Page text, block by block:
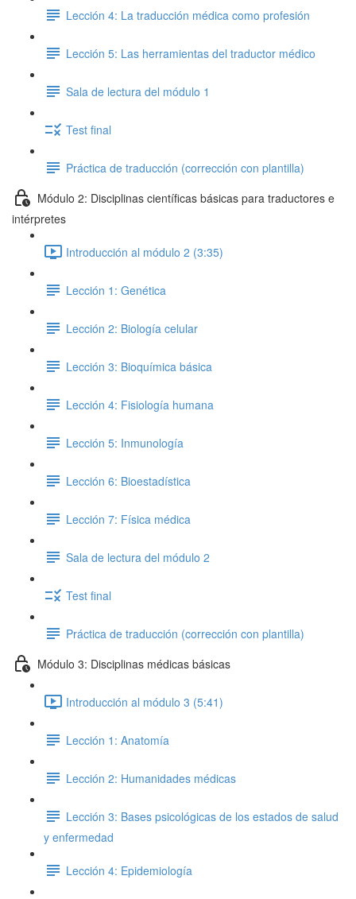
Lección 4: La traducción médica como profesión
Lección 5: Las herramientas del traductor médico
Sala de lectura del módulo 1
Test final
Práctica de traducción (corrección con plantilla)
Módulo 2: Disciplinas científicas básicas para traductores e
intérpretes
Introducción al módulo 2 (3:35)
Lección 1: Genética
Lección 2: Biología celular
Lección 3: Bioquímica básica
Lección 4: Fisiología humana
Lección 5: Inmunología
Lección 6: Bioestadística
Lección 7: Física médica
Sala de lectura del módulo 2
Test final
Práctica de traducción (corrección con plantilla)
Módulo 3: Disciplinas médicas básicas
Introducción al módulo 3 (5:41)
Lección 1: Anatomía
Lección 2: Humanidades médicas
Lección 3: Bases psicológicas de los estados de salud
y enfermedad
Lección 4: Epidemiología